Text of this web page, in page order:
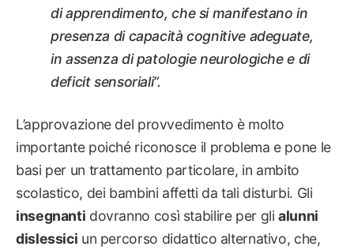
di apprendimento, che si manifestano in
presenza di capacità cognitive adeguate,
in assenza di patologie neurologiche e di
deficit sensoriali”.
L’approvazione del provvedimento è molto
importante poiché riconosce il problema e pone le
basi per un trattamento particolare, in ambito
scolastico, dei bambini affetti da tali disturbi. Gli
insegnanti dovranno così stabilire per glialunni
dislessici un percorso didattico alternativo, che,